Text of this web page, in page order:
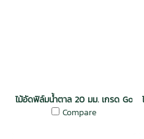
ไม้อัดฟิล์มน้ำตาล 20 มม. เกรด
Compare